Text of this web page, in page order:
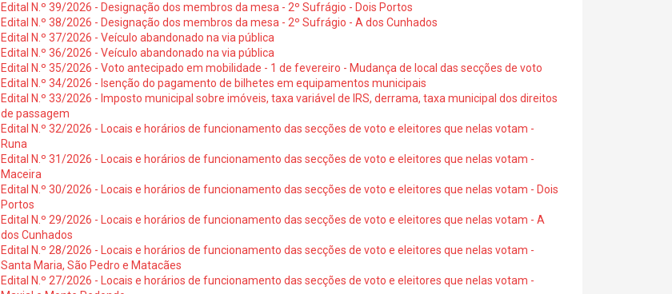
Edital N.º 39/2026 - Designação dos membros da mesa - 2º Sufrágio - Dois Portos
Edital N.º 38/2026 - Designação dos membros da mesa - 2º Sufrágio - A dos Cunhados
Edital N.º 37/2026 - Veículo abandonado na via pública
Edital N.º 36/2026 - Veículo abandonado na via pública
Edital N.º 35/2026 - Voto antecipado em mobilidade - 1 de fevereiro - Mudança de local das secções de voto
Edital N.º 34/2026 - Isenção do pagamento de bilhetes em equipamentos municipais
Edital N.º 33/2026 - Imposto municipal sobre imóveis, taxa variável de IRS, derrama, taxa municipal dos direitos
de passagem
Edital N.º 32/2026 - Locais e horários de funcionamento das secções de voto e eleitores que nelas votam -
Runa
Edital N.º 31/2026 - Locais e horários de funcionamento das secções de voto e eleitores que nelas votam -
Maceira
Edital N.º 30/2026 - Locais e horários de funcionamento das secções de voto e eleitores que nelas votam - Dois
Portos
Edital N.º 29/2026 - Locais e horários de funcionamento das secções de voto e eleitores que nelas votam - A
dos Cunhados
Edital N.º 28/2026 - Locais e horários de funcionamento das secções de voto e eleitores que nelas votam -
Santa Maria, São Pedro e Matacães
Edital N.º 27/2026 - Locais e horários de funcionamento das secções de voto e eleitores que nelas votam -